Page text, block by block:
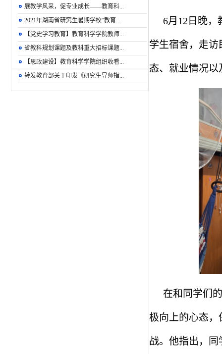
展教学风采，促专业成长——教育科...
2021年湖南省研究生暑期学校“教育...
【党史学习教育】教育科学学院教师...
省教科规划课题及教科重大招标课题...
【思政建设】教育科学学院组织收看...
转发教育部关于印发《研究生导师指...
6月12日晚，
学生宿舍，走访
态、就业情况
在和同学们
极向上的心态，
战。他指出，